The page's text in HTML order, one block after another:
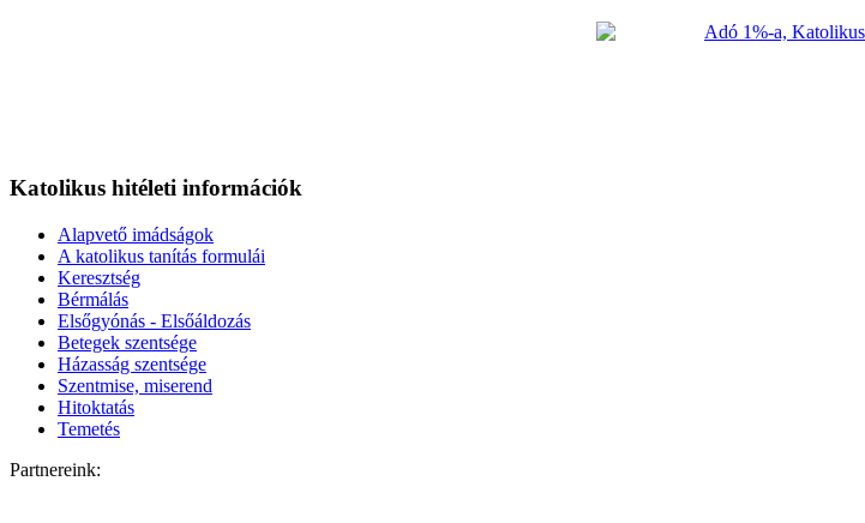
Katolikus hitéleti információk
Alapvető imádságok
A katolikus tanítás formulái
Keresztség
Bérmálás
Elsőgyónás - Elsőáldozás
Betegek szentsége
Házasság szentsége
Szentmise, miserend
Hitoktatás
Temetés
Partnereink: